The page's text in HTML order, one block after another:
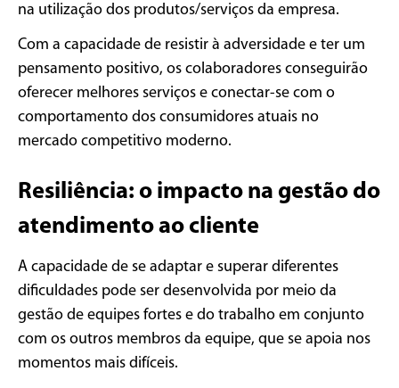
na utilização dos produtos/serviços da empresa.
Com a capacidade de resistir à adversidade e ter um
pensamento positivo, os colaboradores conseguirão
oferecer melhores serviços e conectar-se com o
comportamento dos consumidores atuais no
mercado competitivo moderno.
Resiliência: o impacto na gestão do
atendimento ao cliente
A capacidade de se adaptar e superar diferentes
dificuldades pode ser desenvolvida por meio da
gestão de equipes fortes e do trabalho em conjunto
com os outros membros da equipe, que se apoia nos
momentos mais difíceis.